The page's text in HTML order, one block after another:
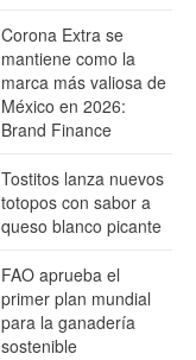
Corona Extra se
mantiene como la
marca más valiosa de
México en 2026:
Brand Finance
Tostitos lanza nuevos
totopos con sabor a
queso blanco picante
FAO aprueba el
primer plan mundial
para la ganadería
sostenible